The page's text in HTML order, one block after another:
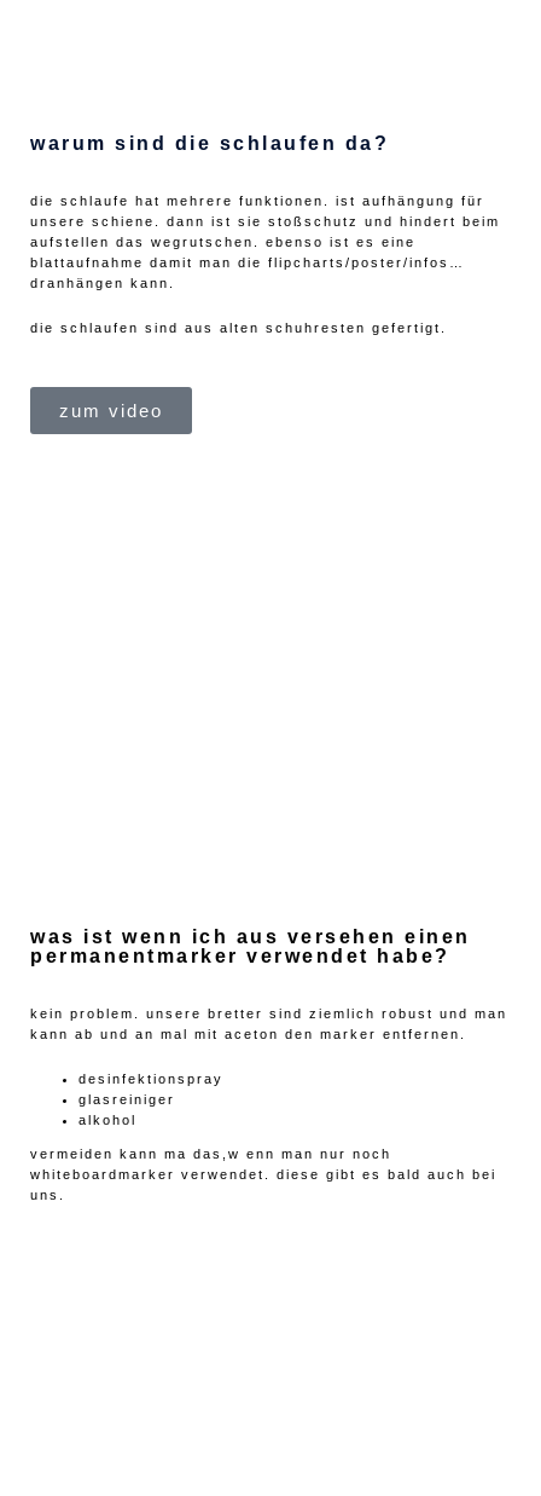
warum sind die schlaufen da?
die schlaufe hat mehrere funktionen. ist aufhängung für
unsere schiene. dann ist sie stoßschutz und hindert beim
aufstellen das wegrutschen. ebenso ist es eine
blattaufnahme damit man die flipcharts/poster/infos…
dranhängen kann.
die schlaufen sind aus alten schuhresten gefertigt.
zum video
was ist wenn ich aus versehen einen
permanentmarker verwendet habe?
kein problem. unsere bretter sind ziemlich robust und man
kann ab und an mal mit aceton den marker entfernen.
desinfektionspray
glasreiniger
alkohol
vermeiden kann ma das,w enn man nur noch
whiteboardmarker verwendet. diese gibt es bald auch bei
uns.